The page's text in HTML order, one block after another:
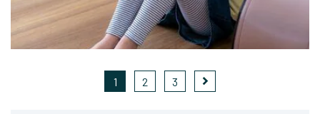
1 2 3